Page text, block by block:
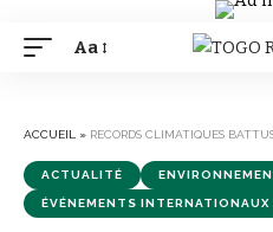
Font
Aa
ACCUEIL » RECORDS CLIMATIQUES BATTUS : L’OMM SONNE
ACTUALITÉ
ÉVÉNEMENTS INTERNATIONAUX